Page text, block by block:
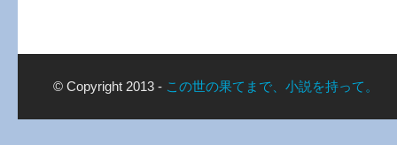
© Copyright 2013 - この世の果てまで、小説を持って。